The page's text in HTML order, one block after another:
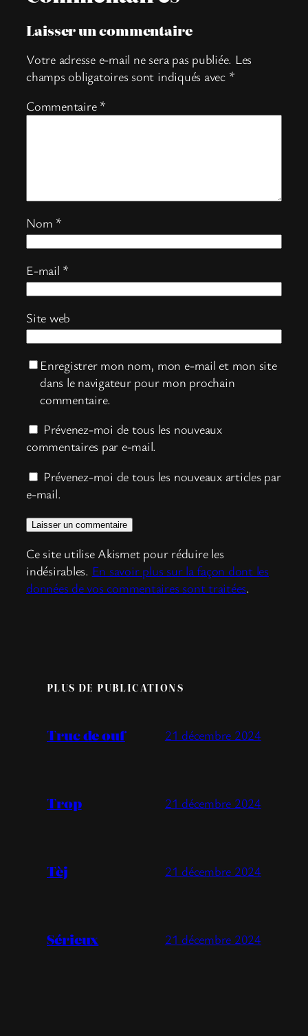
Laisser un commentaire
Votre adresse e-mail ne sera pas publiée. Les
champs obligatoires sont indiqués avec *
Commentaire *
Nom *
E-mail *
Site web
Enregistrer mon nom, mon e-mail et mon site
dans le navigateur pour mon prochain
commentaire.
Prévenez-moi de tous les nouveaux
commentaires par e-mail.
Prévenez-moi de tous les nouveaux articles par
e-mail.
Ce site utilise Akismet pour réduire les
indésirables. En savoir plus sur la façon dont les
données de vos commentaires sont traitées.
PLUS DE PUBLICATIONS
Truc de ouf 21 décembre 2024
Trop 21 décembre 2024
Tèj 21 décembre 2024
Sérieux 21 décembre 2024